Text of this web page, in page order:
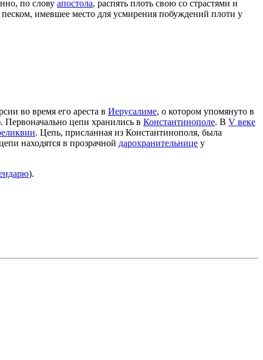
по слову апостола, распять плоть свою со страстями и
имевшее место для усмирения побуждений плоти у
во время его ареста в Иерусалиме, о котором упомянуто в
Первоначально цепи хранились в Константинополе. В V веке
. Цепь, присланная из Константинополя, была
находятся в прозрачной дарохранительнице у
).